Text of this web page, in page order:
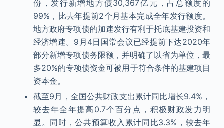
份，发行新增地方债30,367亿元，占总额度的
99%，比去年提前2个月基本完成全年发行额度。
地方政府专项债的加速发行有利于托底基建投资和
经济增速。9月4日国常会议已经提前下达2020年
部分新增专项债务限额，并明确了以省为单位，最
多20%的专项债资金可被用于符合条件的基建项目
资本金。
截至9月，全国公共财政支出累计同比增长9.4%，
较去年全年提高0.7个百分点，积极财政发力明
显。同时，公共预算收入累计同比3.3%，较去年